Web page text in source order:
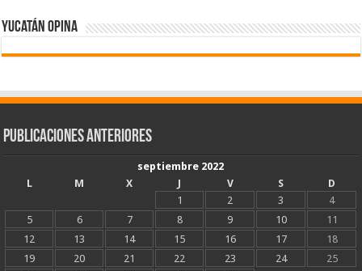
Yucatán Opina
Publicaciones Anteriores
septiembre 2022
L
M X J V S
D
1
2 3
4
5
6 7 8 9 10
11
12
13 14 15 16 17
18
19
20 21 22 23 24
25